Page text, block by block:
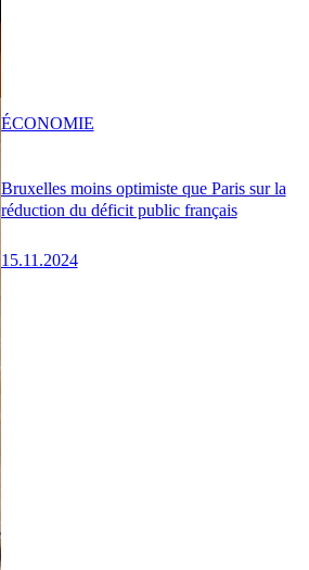
Bruxelles moins optimiste que Paris sur la
réduction du déficit public français
15.11.2024
ÉCONOMIE